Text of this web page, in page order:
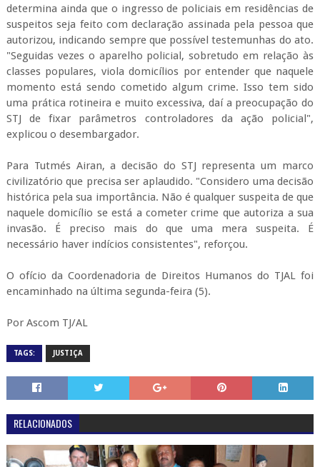
determina ainda que o ingresso de policiais em residências de
suspeitos seja feito com declaração assinada pela pessoa que
autorizou, indicando sempre que possível testemunhas do ato.
"Seguidas vezes o aparelho policial, sobretudo em relação às
classes populares, viola domicílios por entender que naquele
momento está sendo cometido algum crime. Isso tem sido
uma prática rotineira e muito excessiva, daí a preocupação do
STJ de fixar parâmetros controladores da ação policial",
explicou o desembargador.
Para Tutmés Airan, a decisão do STJ representa um marco
civilizatório que precisa ser aplaudido. "Considero uma decisão
histórica pela sua importância. Não é qualquer suspeita de que
naquele domicílio se está a cometer crime que autoriza a sua
invasão. É preciso mais do que uma mera suspeita. É
necessário haver indícios consistentes", reforçou.
O ofício da Coordenadoria de Direitos Humanos do TJAL foi
encaminhado na última segunda-feira (5).
Por Ascom TJ/AL
TAGS: JUSTIÇA
RELACIONADOS